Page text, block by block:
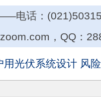
电话：
，QQ：
用光伏系统设计 风